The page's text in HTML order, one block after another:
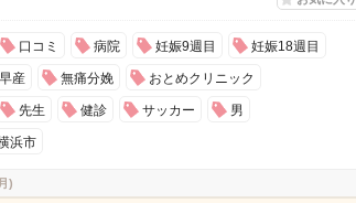
口コミ 病院 妊娠9週目 妊娠18週目
産 無痛分娩 おとめクリニック
先生 健診 サッカー 男
浜市
)